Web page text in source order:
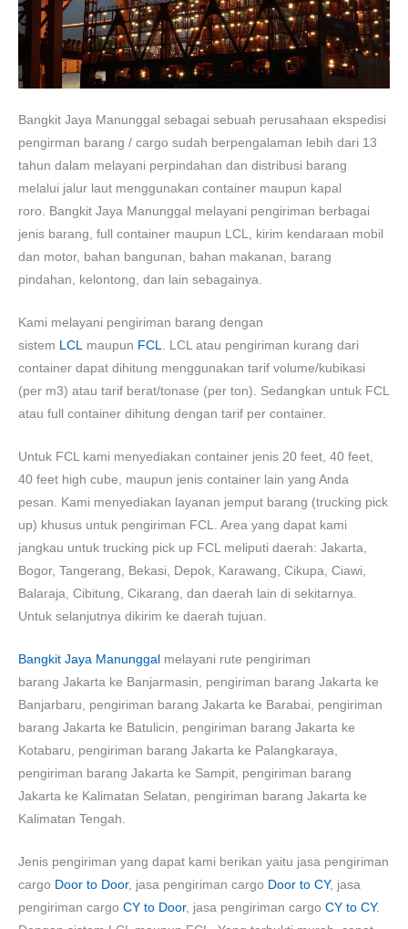
Bangkit Jaya Manunggal sebagai sebuah perusahaan ekspedisi
pengirman barang / cargo sudah berpengalaman lebih dari 13
tahun dalam melayani perpindahan dan distribusi barang
melalui jalur laut menggunakan container maupun kapal
roro. Bangkit Jaya Manunggal melayani pengiriman berbagai
jenis barang, full container maupun LCL, kirim kendaraan mobil
dan motor, bahan bangunan, bahan makanan, barang
pindahan, kelontong, dan lain sebagainya.
Kami melayani pengiriman barang dengan
sistem
LCL maupun FCL
. LCL atau pengiriman kurang dari
container dapat dihitung menggunakan tarif volume/kubikasi
(per m3) atau tarif berat/tonase (per ton). Sedangkan untuk FCL
atau full container dihitung dengan tarif per container.
Untuk FCL kami menyediakan container jenis 20 feet, 40 feet,
40 feet high cube, maupun jenis container lain yang Anda
pesan. Kami menyediakan layanan jemput barang (trucking pick
up) khusus untuk pengiriman FCL. Area yang dapat kami
jangkau untuk trucking pick up FCL meliputi daerah: Jakarta,
Bogor, Tangerang, Bekasi, Depok, Karawang, Cikupa, Ciawi,
Balaraja, Cibitung, Cikarang, dan daerah lain di sekitarnya.
Untuk selanjutnya dikirim ke daerah tujuan.
Bangkit Jaya Manunggal melayani rute pengiriman
barang Jakarta ke Banjarmasin, pengiriman barang Jakarta ke
Banjarbaru, pengiriman barang Jakarta ke Barabai, pengiriman
barang Jakarta ke Batulicin, pengiriman barang Jakarta ke
Kotabaru, pengiriman barang Jakarta ke Palangkaraya,
pengiriman barang Jakarta ke Sampit, pengiriman barang
Jakarta ke Kalimatan Selatan, pengiriman barang Jakarta ke
Kalimatan Tengah.
Jenis pengiriman yang dapat kami berikan yaitu jasa pengiriman
cargo Door to Door, jasa pengiriman cargo Door to CY, jasa
pengiriman cargo CY to Door, jasa pengiriman cargo CY to CY.